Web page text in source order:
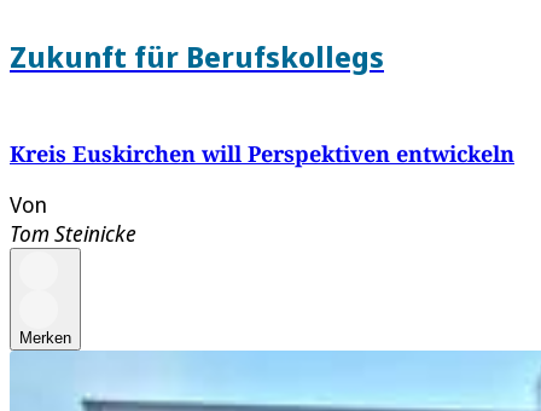
Zukunft für Berufskollegs
Kreis Euskirchen will Perspektiven entwickeln
Von
Tom Steinicke
Merken